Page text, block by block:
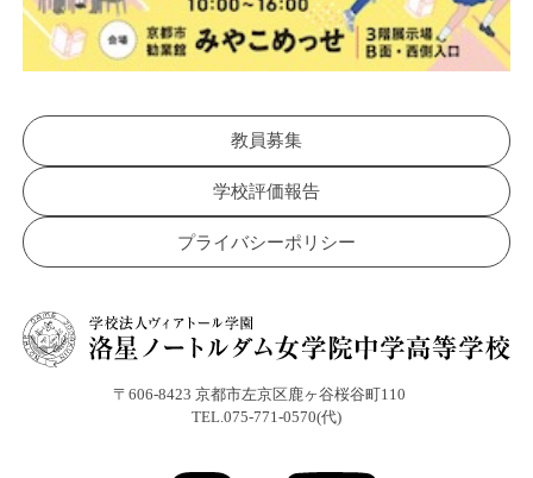
教員募集
学校評価報告
プライバシーポリシー
〒606-8423 京都市左京区鹿ヶ谷桜谷町110
TEL.075-771-0570(代)